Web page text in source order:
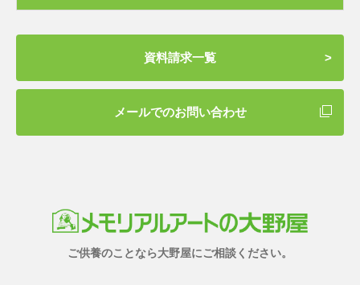
資料請求一覧
メールでのお問い合わせ
ご供養のことなら大野屋にご相談ください。